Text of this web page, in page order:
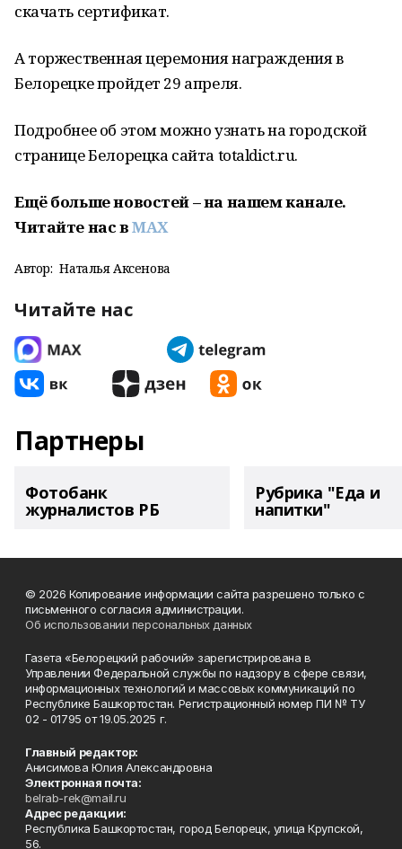
скачать сертификат.
А торжественная церемония награждения в
Белорецке пройдет 29 апреля.
Подробнее об этом можно узнать на городской
странице Белорецка сайта totaldict.ru.
Ещё больше новостей – на нашем канале.
Читайте насвMAX
Автор: Наталья Аксенова
Читайте нас
Партнеры
Фотобанк
журналистов РБ
Рубрика "Еда и
напитки"
© 2026 Копирование информации сайта разрешено только с
письменного согласия администрации.
Об использовании персональных данных
Газета «Белорецкий рабочий» зарегистрирована в
Управлении Федеральной службы по надзору в сфере связи,
информационных технологий и массовых коммуникаций по
Республике Башкортостан. Регистрационный номер ПИ № ТУ
02 - 01795 от 19.05.2025 г.
Главный редактор:
Анисимова Юлия Александровна
Электронная почта:
belrab-rek@mail.ru
Адрес редакции:
Республика Башкортостан, город Белорецк, улица Крупской,
56.